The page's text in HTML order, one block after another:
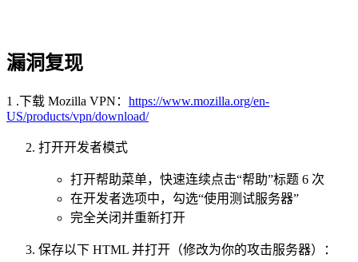
漏洞复现
1 .下载 Mozilla VPN： https://www.mozilla.org/en-
US/products/vpn/download/
打开开发者模式
打开帮助菜单，快速连续点击“帮助”标题 6 次
在开发者选项中，勾选“使用测试服务器”
完全关闭并重新打开
保存以下 HTML 并打开（修改为你的攻击服务器）：